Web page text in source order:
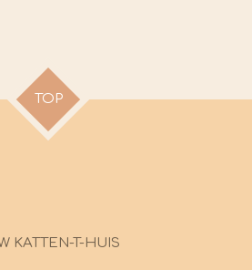
TOP
KATTEN-T-HUIS